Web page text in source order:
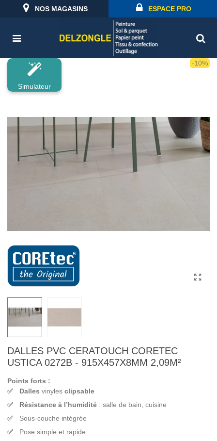
NOS MAGASINS ESPACE PRO
Simulateur
-10%
DALLES PVC CERATOUCH CORETEC
USTICA 0272B - 915X457X8MM 2,09M²
Points forts :
Dalles vinyles clipsable
Résistance à l’humidité : salle de bain, cuisine
Sous-couche intégrée
Pose simple et rapide